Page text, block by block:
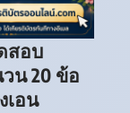
สอบ
น 20 ข้อ
เอน